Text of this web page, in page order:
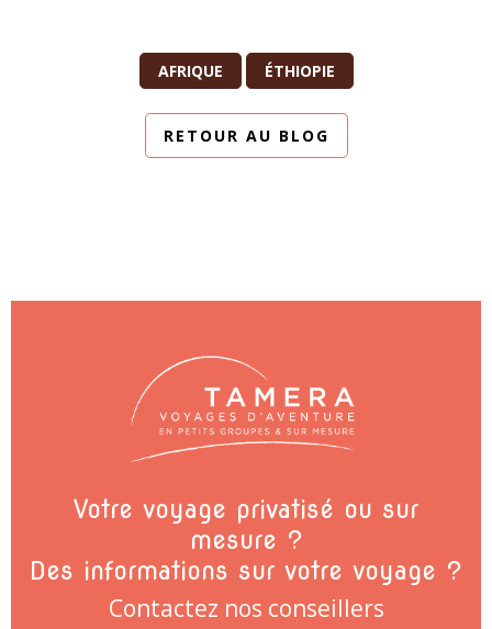
AFRIQUE ÉTHIOPIE
RETOUR AU BLOG
Votre voyage privatisé ou sur
mesure ?
Des informations sur votre voyage ?
Contactez nos conseillers